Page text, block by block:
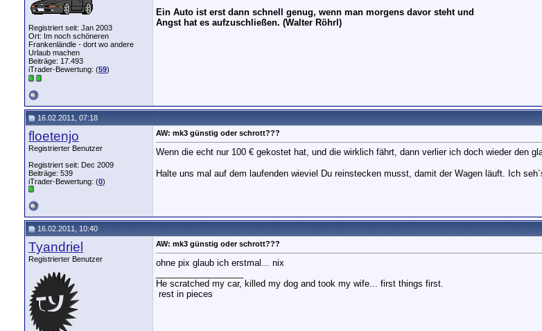
Registriert seit: Jan 2003
Ort: Im noch schöneren
Frankenländle - dort wo andere
Urlaub machen
Beiträge: 17.493
iTrader-Bewertung: (59)
Ein Auto ist erst dann schnell genug, wenn man morgens davor steht und
Angst hat es aufzuschließen. (Walter Röhrl)
16.02.2011, 07:18
floetenjo
Registrierter Benutzer
Registriert seit: Dec 2009
Beiträge: 539
iTrader-Bewertung: (0)
AW: mk3 günstig oder schrott???
Wenn die echt nur 100 € gekostet hat, und die wirklich fährt, dann verlier ich doch wieder den
Halte uns mal auf dem laufenden wieviel Du reinstecken musst, damit der Wagen läuft. Ich
16.02.2011, 10:40
Tyandriel
Registrierter Benutzer
AW: mk3 günstig oder schrott???
ohne pix glaub ich erstmal... nix
He scratched my car, killed my dog and took my wife... first things first.
rest in pieces